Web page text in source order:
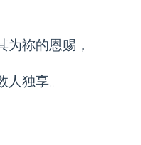
为祢的恩赐，
独享。